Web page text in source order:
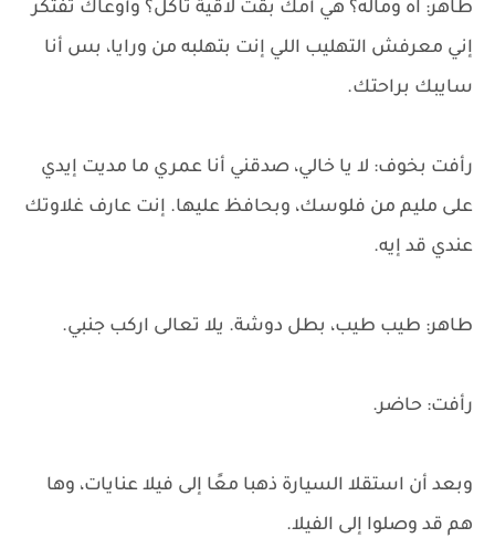
طاهر: آه وماله؟ هي أمك بقت لاقية تاكل؟ وأوعاك تفتكر
إني معرفش التهليب اللي إنت بتهلبه من ورايا، بس أنا
سايبك براحتك.
رأفت بخوف: لا يا خالي، صدقني أنا عمري ما مديت إيدي
على مليم من فلوسك، وبحافظ عليها. إنت عارف غلاوتك
عندي قد إيه.
طاهر: طيب طيب، بطل دوشة. يلا تعالى اركب جنبي.
رأفت: حاضر.
وبعد أن استقلا السيارة ذهبا معًا إلى فيلا عنايات، وها
هم قد وصلوا إلى الفيلا.